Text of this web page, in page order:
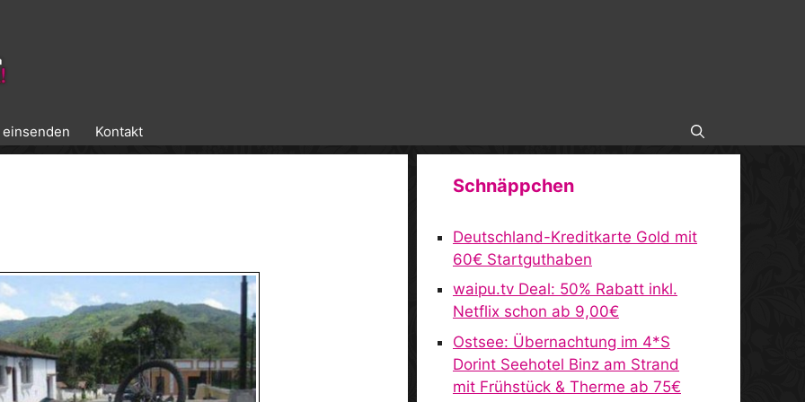
einsenden Kontakt
Schnäppchen
Deutschland-Kreditkarte Gold mit
60€ Startguthaben
waipu.tv Deal: 50% Rabatt inkl.
Netflix schon ab 9,00€
Ostsee: Übernachtung im 4*S
Dorint Seehotel Binz am Strand
mit Frühstück & Therme ab 75€